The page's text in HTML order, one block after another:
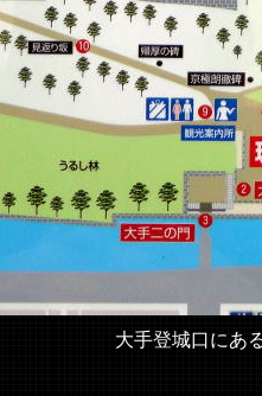
大手登城口にあ